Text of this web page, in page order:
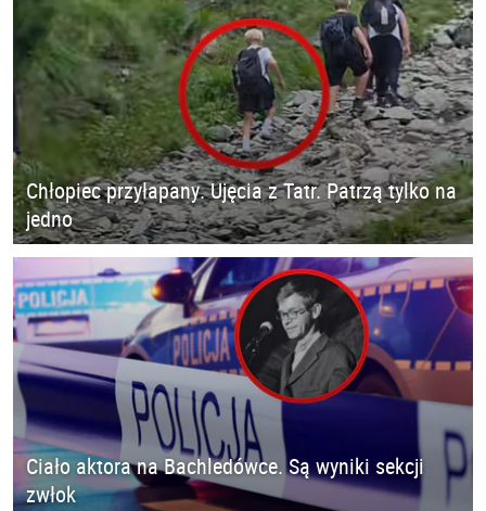
Chłopiec przyłapany. Ujęcia z Tatr. Patrzą tylko na
jedno
Ciało aktora na Bachledówce. Są wyniki sekcji
zwłok